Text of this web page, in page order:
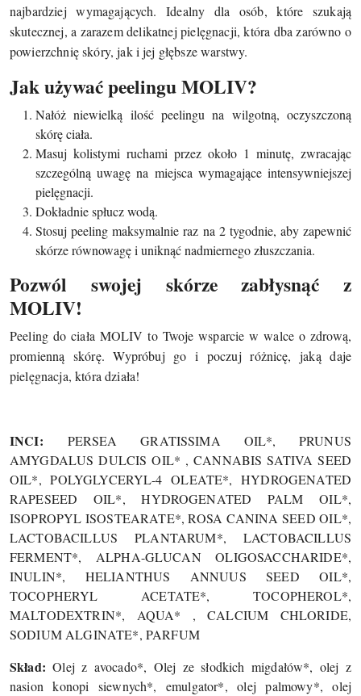
najbardziej wymagających. Idealny dla osób, które szukają
skutecznej, a zarazem delikatnej pielęgnacji, która dba zarówno o
powierzchnię skóry, jak i jej głębsze warstwy.
Jak używać peelingu MOLIV?
Nałóż niewielką ilość peelingu na wilgotną, oczyszczoną
skórę ciała.
Masuj kolistymi ruchami przez około 1 minutę, zwracając
szczególną uwagę na miejsca wymagające intensywniejszej
pielęgnacji.
Dokładnie spłucz wodą.
Stosuj peeling maksymalnie raz na 2 tygodnie, aby zapewnić
skórze równowagę i uniknąć nadmiernego złuszczania.
Pozwól swojej skórze zabłysnąć z
MOLIV!
Peeling do ciała MOLIV to Twoje wsparcie w walce o zdrową,
promienną skórę. Wypróbuj go i poczuj różnicę, jaką daje
pielęgnacja, która działa!
INCI: PERSEA GRATISSIMA OIL*, PRUNUS
AMYGDALUS DULCIS OIL* , CANNABIS SATIVA SEED
OIL*, POLYGLYCERYL-4 OLEATE*, HYDROGENATED
RAPESEED OIL*, HYDROGENATED PALM OIL*,
ISOPROPYL ISOSTEARATE*, ROSA CANINA SEED OIL*,
LACTOBACILLUS PLANTARUM*, LACTOBACILLUS
FERMENT*, ALPHA-GLUCAN OLIGOSACCHARIDE*,
INULIN*, HELIANTHUS ANNUUS SEED OIL*,
TOCOPHERYL ACETATE*, TOCOPHEROL*,
MALTODEXTRIN*, AQUA* , CALCIUM CHLORIDE,
SODIUM ALGINATE*, PARFUM
Skład:Olej z avocado*, Olej ze słodkich migdałów*, olej z
nasion konopi siewnych*, emulgator*, olej palmowy*, olej